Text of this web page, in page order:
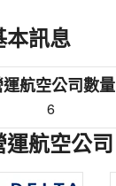
本訊息
航空公司數量
6
航空公司